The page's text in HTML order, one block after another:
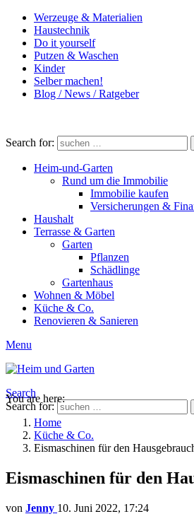
Werzeuge & Materialien
Haustechnik
Do it yourself
Putzen & Waschen
Kinder
Selber machen!
Blog / News / Ratgeber
Search for:
Heim-und-Garten
Rund um die Immobilie
Immobilie kaufen
Versicherungen &
Haushalt
Terrasse & Garten
Garten
Pflanzen
Schädlinge
Gartenhaus
Wohnen & Möbel
Küche & Co.
Renovieren & Sanieren
Menu
Search
Search for:
You are here:
Home
Küche & Co.
Eismaschinen für den
Eismaschinen für den
von Jenny 10. Juni 2022, 17:24